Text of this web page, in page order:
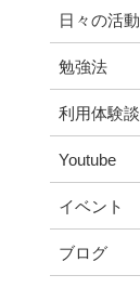
日々の活動
勉強法
利用体験談
Youtube
イベント
ブログ